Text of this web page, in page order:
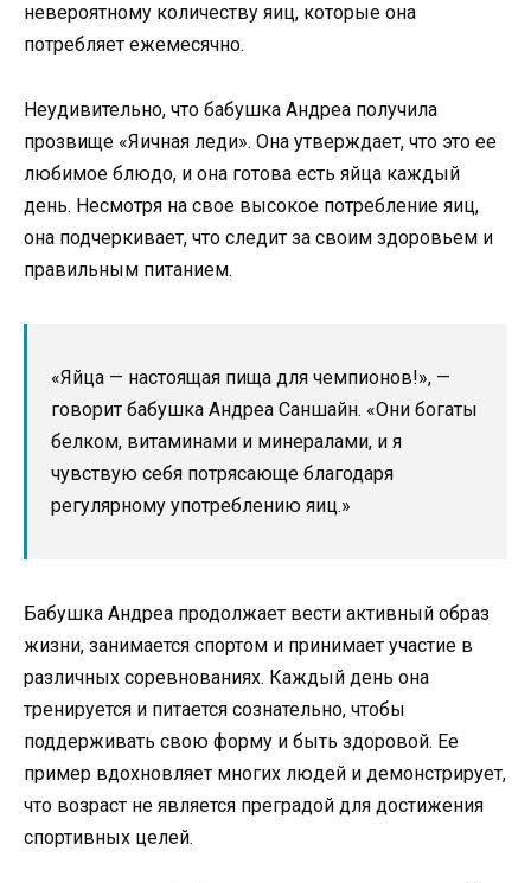
невероятному количеству яиц, которые она
потребляет ежемесячно.
Неудивительно, что бабушка Андреа получила
прозвище «Яичная леди». Она утверждает, что это ее
любимое блюдо, и она готова есть яйца каждый
день. Несмотря на свое высокое потребление яиц,
она подчеркивает, что следит за своим здоровьем и
правильным питанием.
«Яйца — настоящая пища для чемпионов!», —
говорит бабушка Андреа Саншайн. «Они богаты
белком, витаминами и минералами, и я
чувствую себя потрясающе благодаря
регулярному употреблению яиц.»
Бабушка Андреа продолжает вести активный образ
жизни, занимается спортом и принимает участие в
различных соревнованиях. Каждый день она
тренируется и питается сознательно, чтобы
поддерживать свою форму и быть здоровой. Ее
пример вдохновляет многих людей и демонстрирует,
что возраст не является преградой для достижения
спортивных целей.